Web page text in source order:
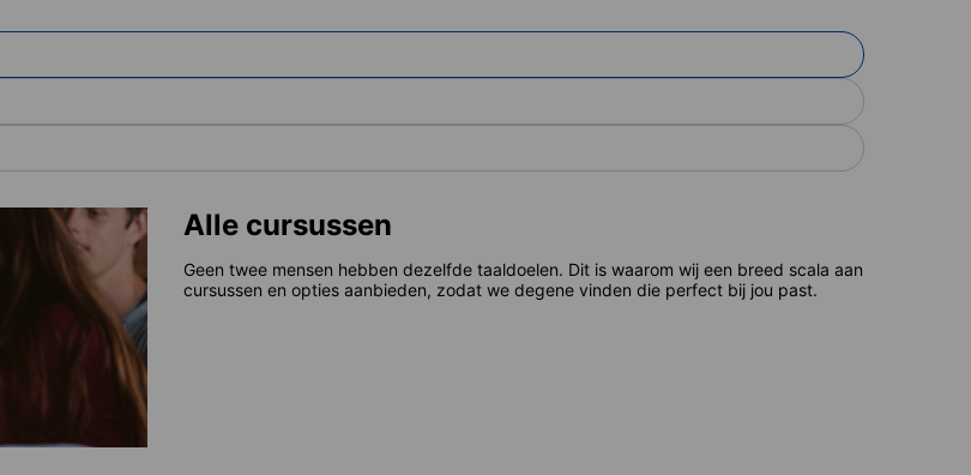
Alle cursussen
Geen twee mensen hebben dezelfde taaldoelen. Dit is waarom wij een breed scala aan
cursussen en opties aanbieden, zodat we degene vinden die perfect bij jou past.